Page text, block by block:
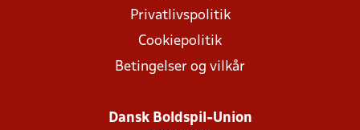
Privatlivspolitik
Cookiepolitik
Betingelser og vilkår
Dansk Boldspil-Union